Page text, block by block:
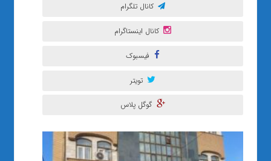
کانال تلگرام
کانال اینستاگرام
فیسبوک
تویتر
گوگل پلاس